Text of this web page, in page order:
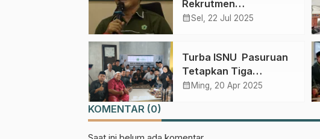
Rekrutmen
Pendamping Halal, Ajak
calendar_monthSel, 22 Jul 2025
Turba ISNU Pasuruan
Tetapkan Tiga
Program Strategis
calendar_month Ming, 20 Apr 2025
KOMENTAR (0)